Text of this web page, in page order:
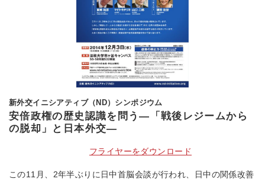
新外交イニシアティブ（ND）シンポジウム
安倍政権の歴史認識を問う―「戦後レジームから
の脱却」と日本外交―
フライヤーをダウンロード
この11月、2年半ぶりに日中首脳会談が行われ、日中の関係改善